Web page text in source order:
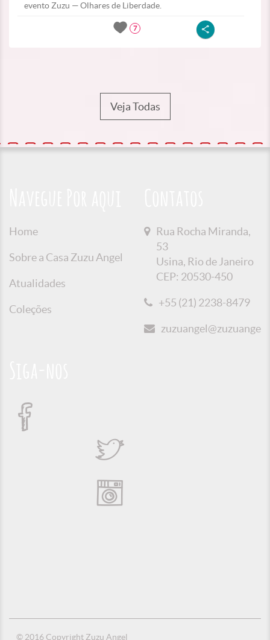
evento Zuzu — Olhares de Liberdade.
7
Veja Todas
Home
Sobre a Casa Zuzu Angel
Atualidades
Coleções
Rua Rocha Miranda,
53
Usina, Rio de Janeiro
CEP: 20530-450
+55 (21) 2238-8479
© 2016 Copyright Zuzu Angel